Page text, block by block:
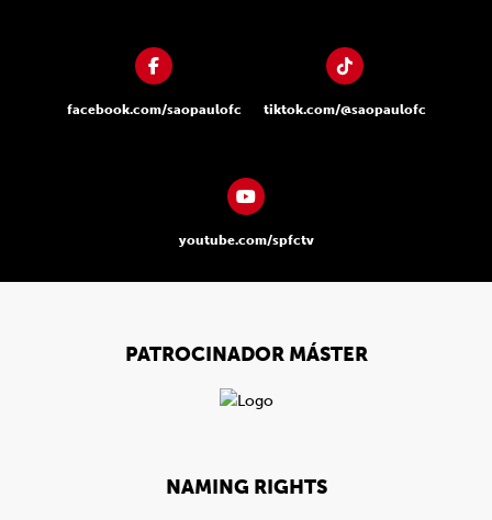
facebook.com/saopaulofc tiktok.com/@saopaulofc
youtube.com/spfctv
PATROCINADOR MÁSTER
NAMING RIGHTS